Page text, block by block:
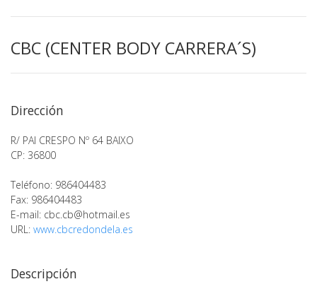
CBC (CENTER BODY CARRERA´S)
Dirección
R/ PAI CRESPO Nº 64 BAIXO
CP: 36800
Teléfono: 986404483
Fax: 986404483
E-mail: cbc.cb@hotmail.es
URL: www.cbcredondela.es
Descripción